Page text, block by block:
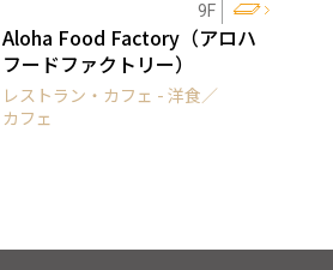
9F
Aloha Food Factory（アロハ
フードファクトリー）
レストラン・カフェ - 洋食／
カフェ